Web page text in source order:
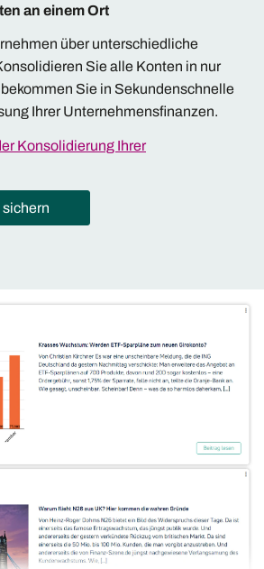
an einem Ort
über unterschiedliche
Sie alle Konten in nur
Sie in Sekundenschnelle
Ihrer Unternehmensfinanzen.
Konsolidierung Ihrer